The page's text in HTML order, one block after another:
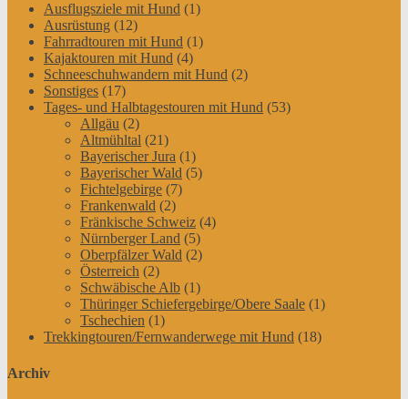
Ausflugsziele mit Hund (1)
Ausrüstung (12)
Fahrradtouren mit Hund (1)
Kajaktouren mit Hund (4)
Schneeschuhwandern mit Hund (2)
Sonstiges (17)
Tages- und Halbtagestouren mit Hund (53)
Allgäu (2)
Altmühltal (21)
Bayerischer Jura (1)
Bayerischer Wald (5)
Fichtelgebirge (7)
Frankenwald (2)
Fränkische Schweiz (4)
Nürnberger Land (5)
Oberpfälzer Wald (2)
Österreich (2)
Schwäbische Alb (1)
Thüringer Schiefergebirge/Obere Saale (1)
Tschechien (1)
Trekkingtouren/Fernwanderwege mit Hund (18)
Archiv